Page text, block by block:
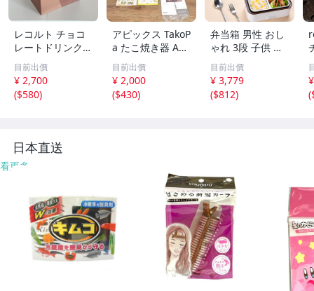
レコルト チョコ
レートドリンクメ
ーカー RMT-2 (G
Y) Chocolate Dri
nk Maker recolte
未開封
目前出價
¥ 2,700
($580)
アピックス TakoP
a たこ焼き器 AT
M-024 ブラウン
着脱式プレート2
枚組（たこ焼き/
平面）元箱/取扱
目前出價
¥ 2,000
($430)
弁当箱 男性 おし
ゃれ 3段 子供 女
子 炊飯器 1合炊
き 一人暮らし用
マルチ 小型 電気
加熱 ランチ ボッ
目前出價
¥ 3,779
($812)
(
日本直送
看更多